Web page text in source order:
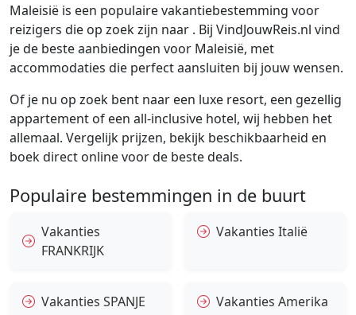
Maleisië is een populaire vakantiebestemming voor
reizigers die op zoek zijn naar . Bij VindJouwReis.nl vind
je de beste aanbiedingen voor Maleisië, met
accommodaties die perfect aansluiten bij jouw wensen.
Of je nu op zoek bent naar een luxe resort, een gezellig
appartement of een all-inclusive hotel, wij hebben het
allemaal. Vergelijk prijzen, bekijk beschikbaarheid en
boek direct online voor de beste deals.
Populaire bestemmingen in de buurt
Vakanties
FRANKRIJK
Vakanties Italië
Vakanties SPANJE Vakanties Amerika